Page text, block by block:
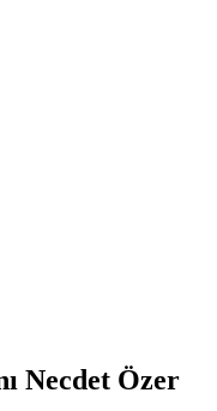
Necdet Özer